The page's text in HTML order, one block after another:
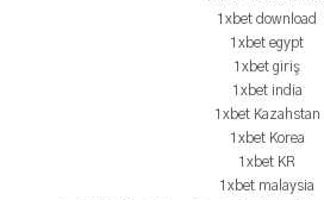
1xbet download
1xbet egypt
1xbet giriş
1xbet india
1xbet Kazahstan
1xbet Korea
1xbet KR
1xbet malaysia